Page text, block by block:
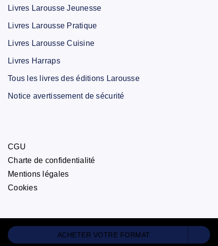
ACHETER VOTRE FORMAT
Livres Larousse Jeunesse
Livres Larousse Pratique
Livres Larousse Cuisine
Livres Harraps
Tous les livres des éditions Larousse
Notice avertissement de sécurité
CGU
Charte de confidentialité
Mentions légales
Cookies
ÉDITIONS LAROUSSE© 2026